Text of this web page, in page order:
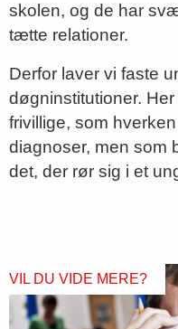
skolen, og de har
tætte relationer.
Derfor laver vi faste
døgninstitutioner.
frivillige, som
diagnoser, men som
det, der rør sig i et
VIL DU VIDE MERE?